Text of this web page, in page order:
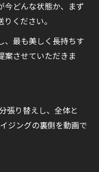
今どんな状態か、まず
ください。
、最も美しく長持ちす
案させていただきま
張り替えし、全体と
ジングの裏側を動画で